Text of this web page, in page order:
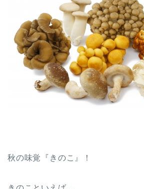
秋の味覚『きのこ』！